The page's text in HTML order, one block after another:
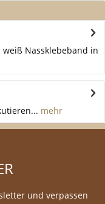
Nassklebeband in
mehr
und verpassen